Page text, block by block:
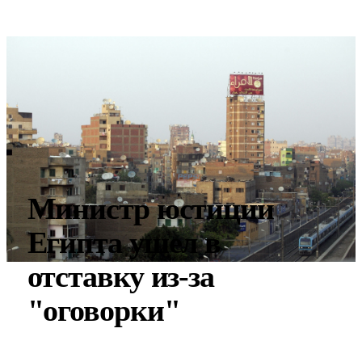
Министр юстиции
Египта ушел в
отставку из-за
"оговорки"